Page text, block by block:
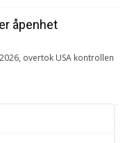
åpenhet
overtok USA kontrollen
fra forrige